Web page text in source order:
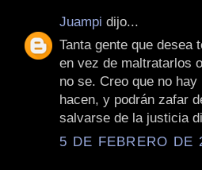
Juampi dijo...
Tanta gente que desea
en vez de maltratarlos
no se. Creo que no
hacen, y podrán zafar
salvarse de la justicia
5 DE FEBRERO DE